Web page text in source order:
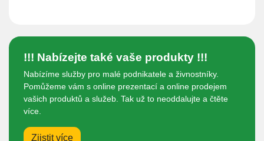
!!! Nabízejte také vaše produkty !!!
Nabízíme služby pro malé podnikatele a živnostníky.
Pomůžeme vám s online prezentací a online prodejem
vašich produktů a služeb. Tak už to neoddalujte a čtěte
více.
Zjistit více